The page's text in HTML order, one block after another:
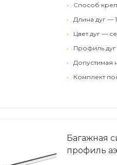
•
Способ
•
Длина дуг —
•
Цвет дуг —
•
Профиль
•
Допустимая
•
Комплект
Багажная
профиль